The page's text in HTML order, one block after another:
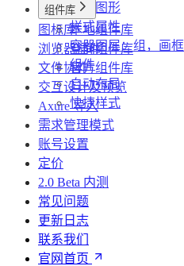
基础图形
样式属性
容器图层：组，画框
组件
自动布局
快捷样式
组件库
本地组件库
空间组件库
官方组件库
图标库
浏览器插件
文件协作
交互设计及预览
Axure 导入
需求管理模式
账号设置
定价
2.0 Beta 内测
常见问题
更新日志
联系我们
官网首页